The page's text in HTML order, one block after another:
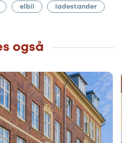
elbil ladestander
også